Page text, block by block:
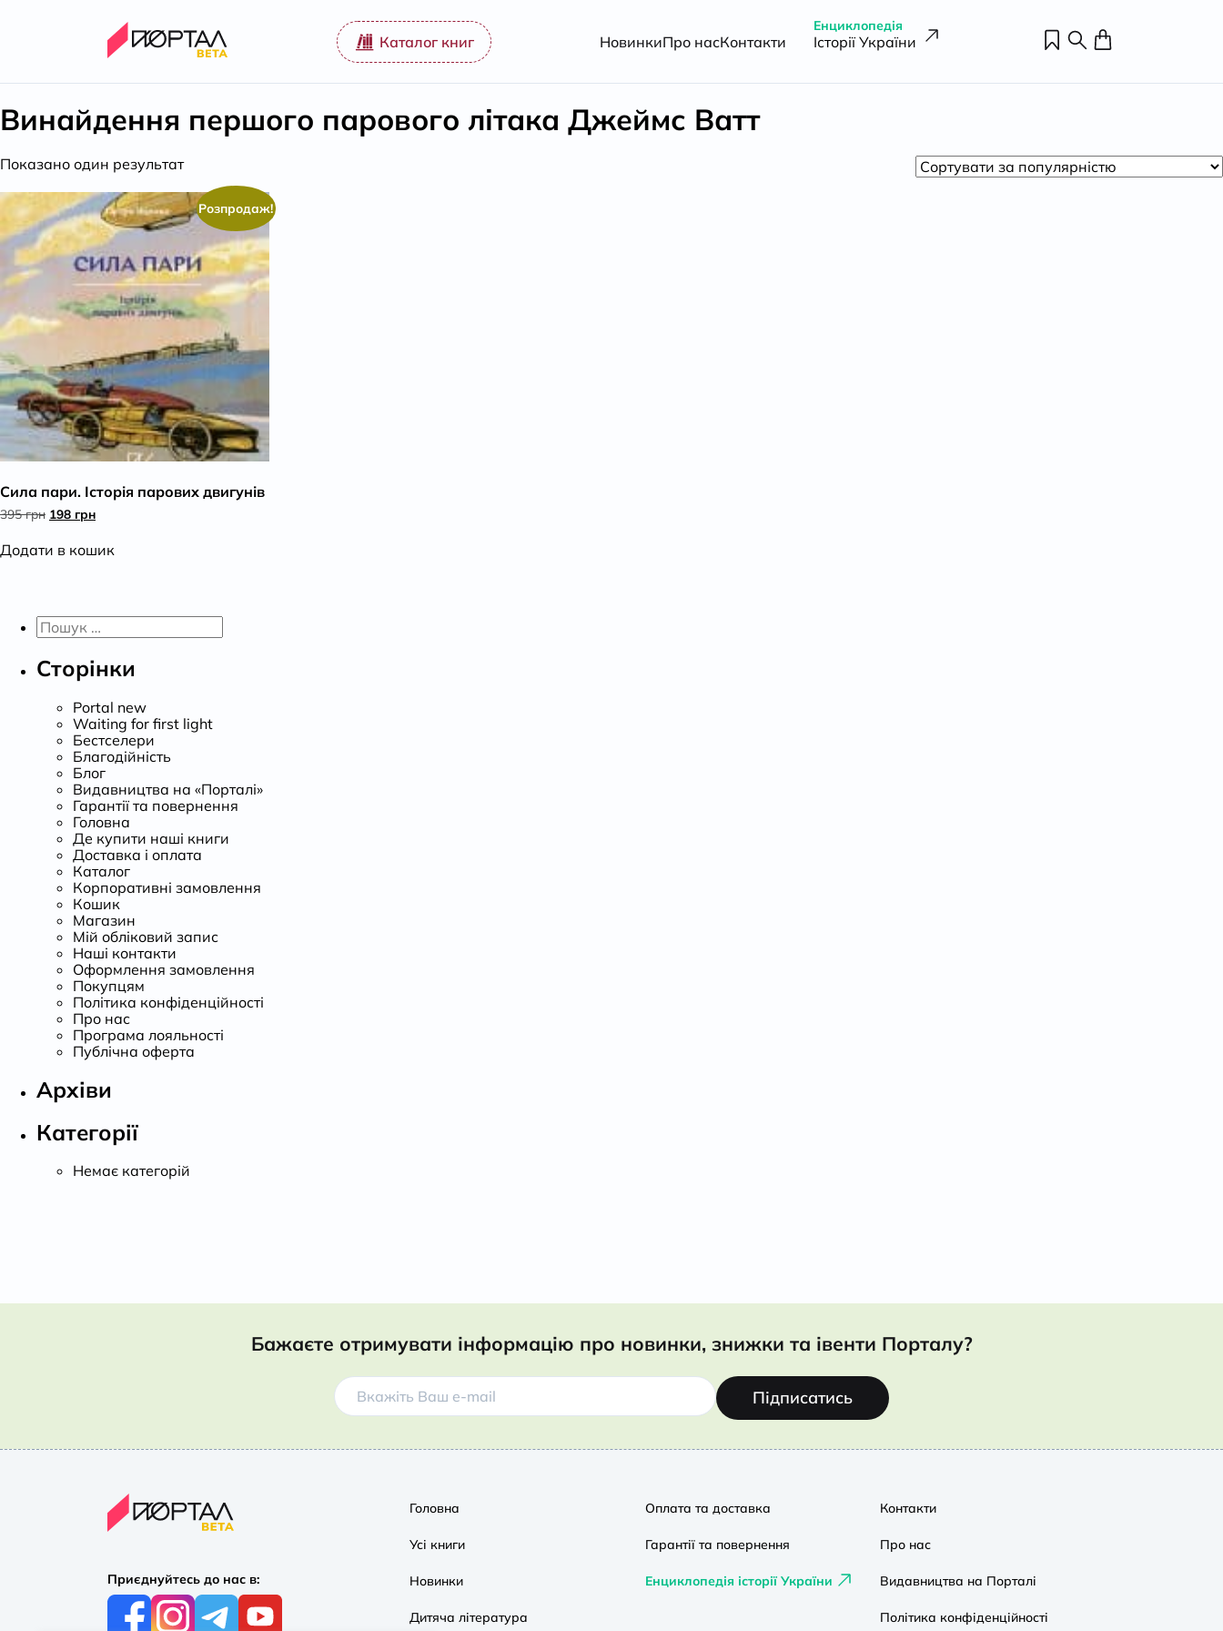
Каталог книг НовинкиПро насКонтакти
Енциклопедія
Історії України
Винайдення першого парового літака Джеймс Ватт
Показано один результат
Розпродаж!
Сила пари. Історія парових двигунів
395грн Оригінальна
198 грнПоточна
Додати в кошик
Пошук:
Сторінки
Portal new
Waiting for first light
Бестселери
Благодійність
Блог
Видавництва на «Порталі»
Гарантії та повернення
Головна
Де купити наші книги
Доставка і оплата
Каталог
Корпоративні замовлення
Кошик
Магазин
Мій обліковий запис
Наші контакти
Оформлення замовлення
Покупцям
Політика конфіденційності
Про нас
Програма лояльності
Публічна оферта
Архіви
Категорії
Немає категорій
Бажаєте отримувати інформацію про новинки, знижки та івенти Порталу?
Підписатись
Приєднуйтесь до нас в:
Головна
Усі книги
Новинки
Дитяча література
Оплата та доставка
Гарантії та повернення
Енциклопедія історії України
Контакти
Про нас
Видавництва на Порталі
Політика конфіденційності